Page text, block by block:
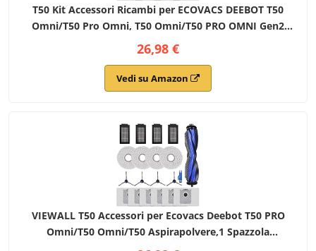
T50 Kit Accessori Ricambi per ECOVACS DEEBOT T50
Omni/T50 Pro Omni, T50 Omni/T50 PRO OMNI Gen2
Robot Aspirapolvere, 1 Spazzola Principale, 4 Filtri, 4
Spazzole Laterali, 4 Panni Mop, 4 Sacchetti
26,98 €
Vedi su Amazon
VIEWALL T50 Accessori per Ecovacs Deebot T50 PRO
Omni/T50 Omni/T50 Aspirapolvere,1 Spazzola
Principale,4 Spazzole Laterali,4 Filtri HEPA,6 Sacchetti